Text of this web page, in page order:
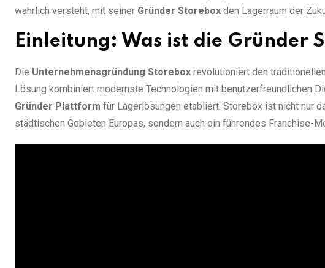
wahrlich versteht, mit seiner Gründer Storebox den Lagerraum der
Einleitung: Was ist die Gründer
Die Unternehmensgründung Storebox revolutioniert den
Lösung kombiniert modernste Technologien mit benutzerfreundlichen
Gründer Plattform für Lagerlösungen etabliert. Storebox ist nicht nur
städtischen Gebieten Europas, sondern auch ein führendes